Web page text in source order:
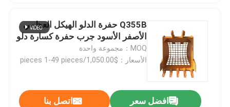
Q355B حفرة الدلو الهيكل العظمي
الأصفر الأسود جرب حفرة كسارة دلو
MOQ：مجموعة واحدة
الأسعار：$1,050.00/pieces 1-49 pieces
افضل سعر اتصل بنا